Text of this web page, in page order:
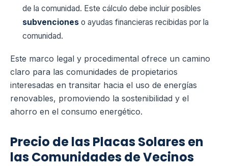
de la comunidad. Este cálculo debe incluir posibles
subvenciones o ayudas financieras recibidas por la
comunidad.
Este marco legal y procedimental ofrece un camino
claro para las comunidades de propietarios
interesadas en transitar hacia el uso de energías
renovables, promoviendo la sostenibilidad y el
ahorro en el consumo energético.
Precio de las Placas Solares en
las Comunidades de Vecinos